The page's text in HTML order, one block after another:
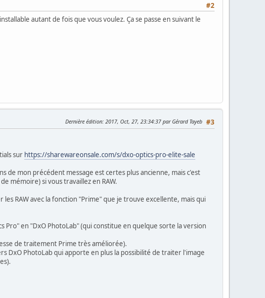
#2
autant de fois que vous voulez. Ça se passe en suivant le
#3
Dernière édition: 2017, Oct, 27, 23:34:37 par Gérard Tayeb
sur https://sharewareonsale.com/s/dxo-optics-pro-elite-sale
de mon précédent message est certes plus ancienne, mais c'est
mémoire) si vous travaillez en RAW.
RAW avec la fonction "Prime" que je trouve excellente, mais qui
Pro" en "DxO PhotoLab" (qui constitue en quelque sorte la version
de traitement Prime très améliorée).
DxO PhotoLab qui apporte en plus la possibilité de traiter l'image